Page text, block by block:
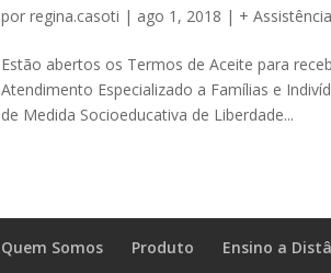
porregina.casoti | ago 1, 2018 | +
Estão abertos os Termos de Aceite para
Atendimento Especializado a Famílias e
de Medida Socioeducativa de Liberdade...
Quem Somos Produto Ensino a